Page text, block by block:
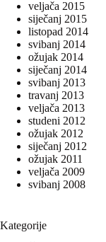
veljača 2015
siječanj 2015
listopad 2014
svibanj 2014
ožujak 2014
siječanj 2014
svibanj 2013
travanj 2013
veljača 2013
studeni 2012
ožujak 2012
siječanj 2012
ožujak 2011
veljača 2009
svibanj 2008
Kategorije